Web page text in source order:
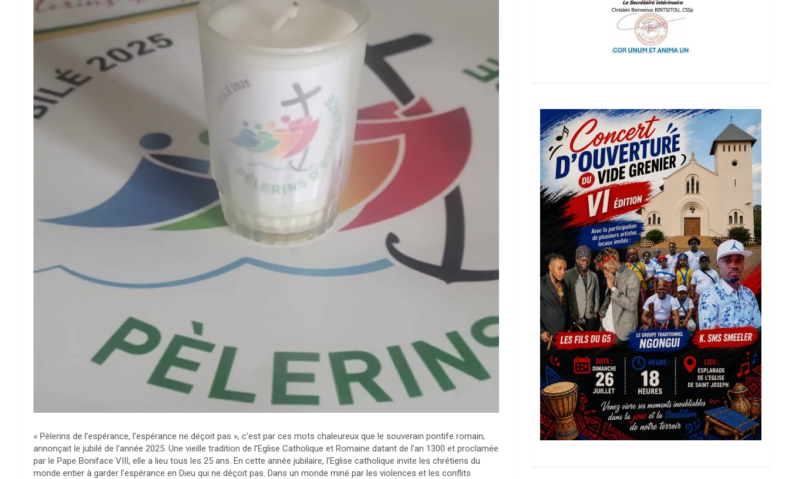
« Pèlerins de l’espérance, l’espérance ne déçoit pas », c’est par ces mots chaleureux que le souverain pontife romain,
annonçait le jubilé de l’année 2025. Une vieille tradition de l’Eglise Catholique et Romaine datant de l’an 1300 et proclamée
par le Pape Boniface VIII, elle a lieu tous les 25 ans. En cette année jubilaire, l’Eglise catholique invite les chrétiens du
monde entier à garder l’espérance en Dieu qui ne déçoit pas. Dans un monde miné par les violences et les conflits